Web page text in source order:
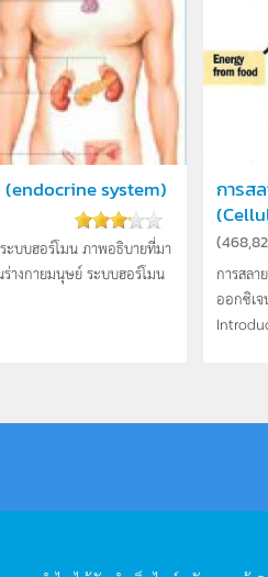
(endocrine system)
ะบบฮอร์โมน ภาพอธิบายที่มา
างกายมนุษย์ ระบบฮอร์โมน
การส
(
การสลา
ออกซิเ